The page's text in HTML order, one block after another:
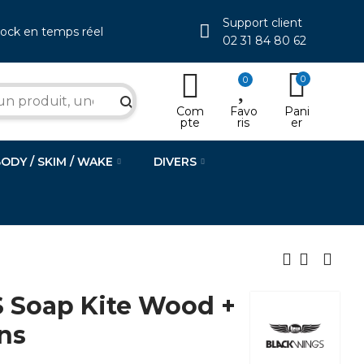
en temps réel
Support client
02 31 84 80 62
search Com
pte
0
Favo
ris
0
Pani
er
/ SKIM / WAKE DIVERS
Soap Kite Wood +